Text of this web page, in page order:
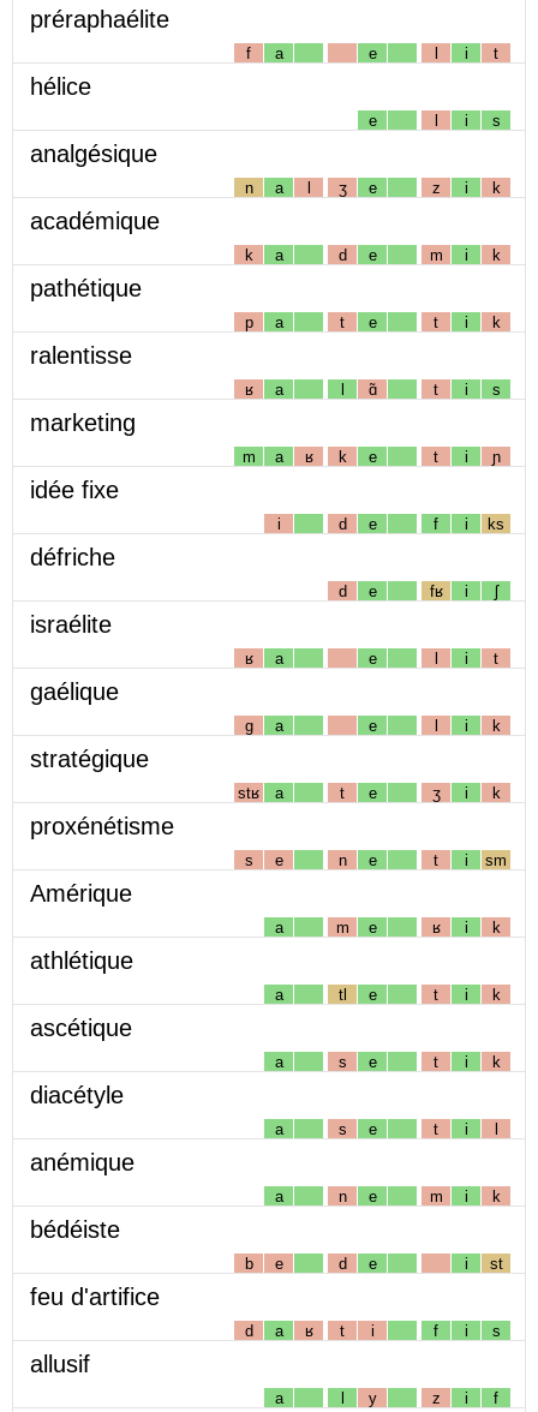
préraphaélite
f a e l i t
hélice
e l i s
analgésique
n a l ʒ e z i k
académique
k a d e m i k
pathétique
p a t e t i k
ralentisse
ʁ a l ɑ̃ t i s
marketing
m a ʁ k e t i ɲ
idée fixe
i d e f i ks
défriche
d e fʁ i ʃ
israélite
ʁ a e l i t
gaélique
g a e l i k
stratégique
stʁ a t e ʒ i k
proxénétisme
s e n e t i sm
Amérique
a m e ʁ i k
athlétique
a tl e t i k
ascétique
a s e t i k
diacétyle
a s e t i l
anémique
a n e m i k
bédéiste
b e d e i st
feu d'artifice
d a ʁ t i f i s
allusif
a l y z i f